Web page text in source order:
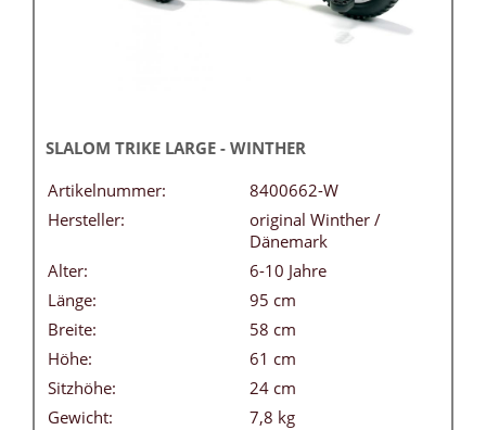
SLALOM TRIKE LARGE - WINTHER
Artikelnummer:
8400662-W
Hersteller:
original Winther /
Dänemark
Alter:
6-10 Jahre
Länge:
95 cm
Breite:
58 cm
Höhe:
61 cm
Sitzhöhe:
24 cm
Gewicht:
7,8 kg